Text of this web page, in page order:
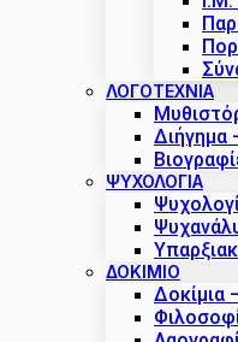
ΛΟΓΟΤΕΧΝΙΑ
Διήγημα
ΨΥΧΟΛΟΓΙΑ
ΔΟΚΊΜΙΟ
Δοκίμια